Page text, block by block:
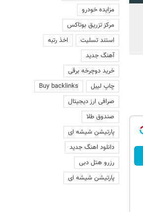
افشای اطلاعات برای ترور
بارون ترامپ | ماجرای قرار
عاشقانه با یک زن
مزایده خودرو
مرکز تزریق بوتاکس
استند تسلیت
اخذ رتبه
آهنگ جدید
خرید دوچرخه برقی
چاپ لیبل
Buy backlinks
صرافی ارز دیجیتال
صندوق طلا
پارتیشن شیشه ای
دانلود اهنگ جدید
رزرو هتل دبی
پارتیشن شیشه ای